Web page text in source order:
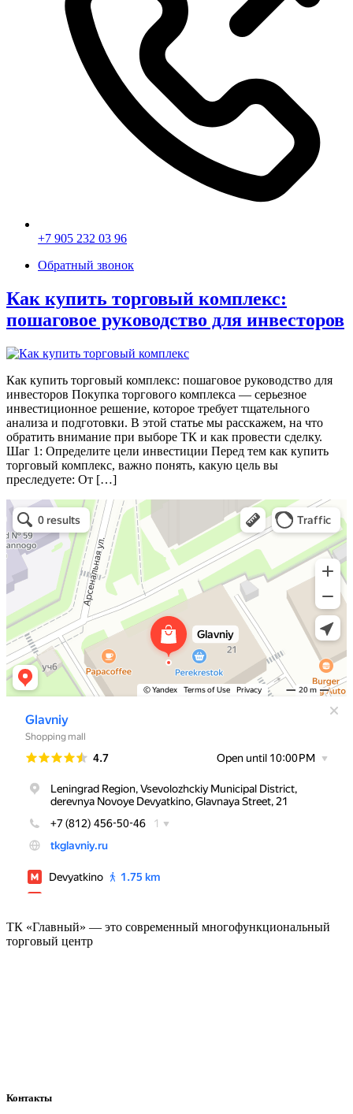
+7 905 232 03 96
Обратный звонок
Как купить торговый комплекс:
пошаговое руководство для инвесторов
Как купить торговый комплекс: пошаговое руководство для
инвесторов Покупка торгового комплекса — серьезное
инвестиционное решение, которое требует тщательного
анализа и подготовки. В этой статье мы расскажем, на что
обратить внимание при выборе ТК и как провести сделку.
Шаг 1: Определите цели инвестиции Перед тем как купить
торговый комплекс, важно понять, какую цель вы
преследуете: От […]
ТК «Главный» — это современный многофункциональный
торговый центр
Контакты